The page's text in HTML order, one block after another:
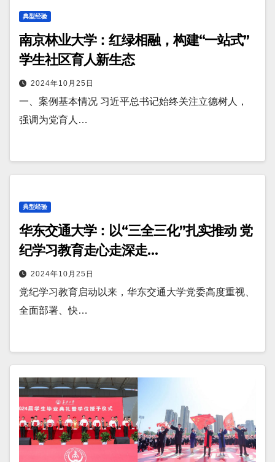
典型经验
南京林业大学：红绿相融，构建“一站式”
学生社区育人新生态
2024年10月25日
一、案例基本情况 习近平总书记始终关注立德树人，
强调为党育人…
典型经验
华东交通大学：以“三全三化”扎实推动 党
纪学习教育走心走深走…
2024年10月25日
党纪学习教育启动以来，华东交通大学党委高度重视、
全面部署、快…